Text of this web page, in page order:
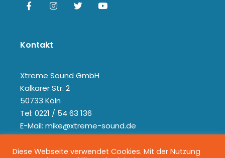
Kontakt
Xtreme Sound GmbH
Kalkarer Str. 2
50733 Köln
Tel: 0221 / 54 63 136
E-Mail: mike@xtreme-sound.de
Diese Webseite verwendet Cookies. Mit der Nutzung